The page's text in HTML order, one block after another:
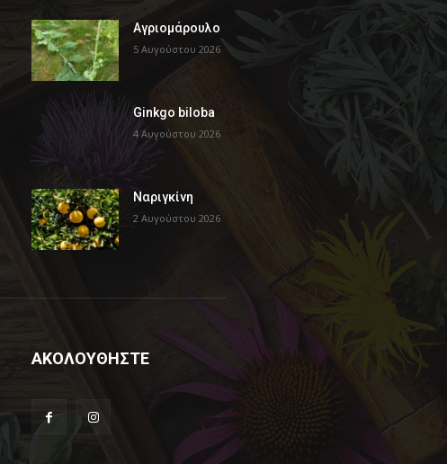
Αγριομάρουλο
5 Αυγούστου 2026
Ginkgo biloba
4 Αυγούστου 2026
Ναριγκίνη
2 Αυγούστου 2026
ΑΚΟΛΟΥΘΗΣΤΕ